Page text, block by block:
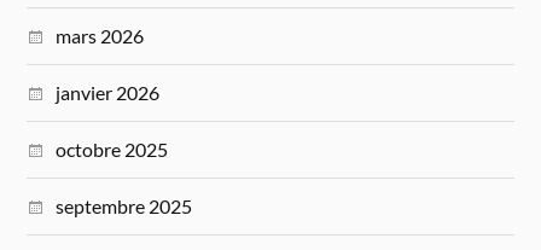
mars 2026
janvier 2026
octobre 2025
septembre 2025